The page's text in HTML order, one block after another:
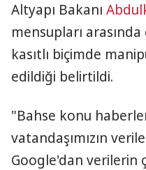
Altyapı Bakanı
mensupları
kasıtlı biçimde
edildiği belirtildi.
"Bahse konu
vatandaşımızın
Google'dan verilerin